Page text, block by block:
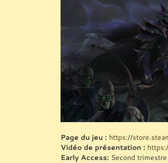
Page du jeu : https://
Vidéo de présentation :
Early Access: Second